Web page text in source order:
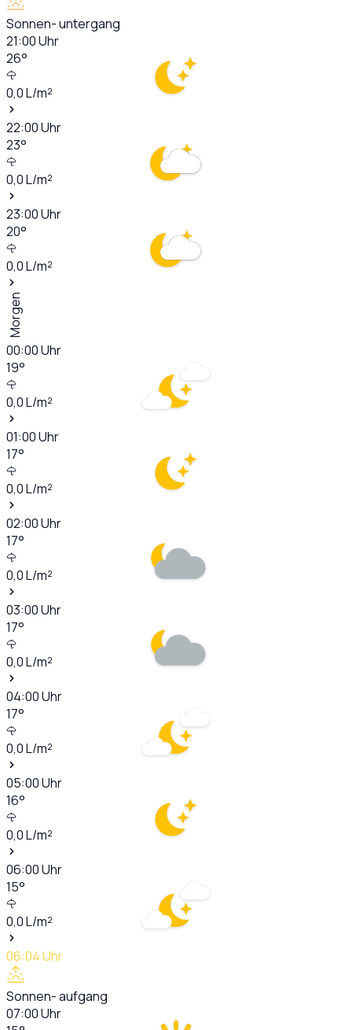
Sonnen- untergang
21:00Uhr
26°
0,0L/m²
22:00Uhr
23°
0,0L/m²
23:00Uhr
20°
0,0L/m²
Morgen
00:00Uhr
19°
0,0L/m²
01:00Uhr
17°
0,0L/m²
02:00Uhr
17°
0,0L/m²
03:00Uhr
17°
0,0L/m²
04:00Uhr
17°
0,0L/m²
05:00Uhr
16°
0,0L/m²
06:00Uhr
15°
0,0L/m²
06:04Uhr
Sonnen- aufgang
07:00Uhr